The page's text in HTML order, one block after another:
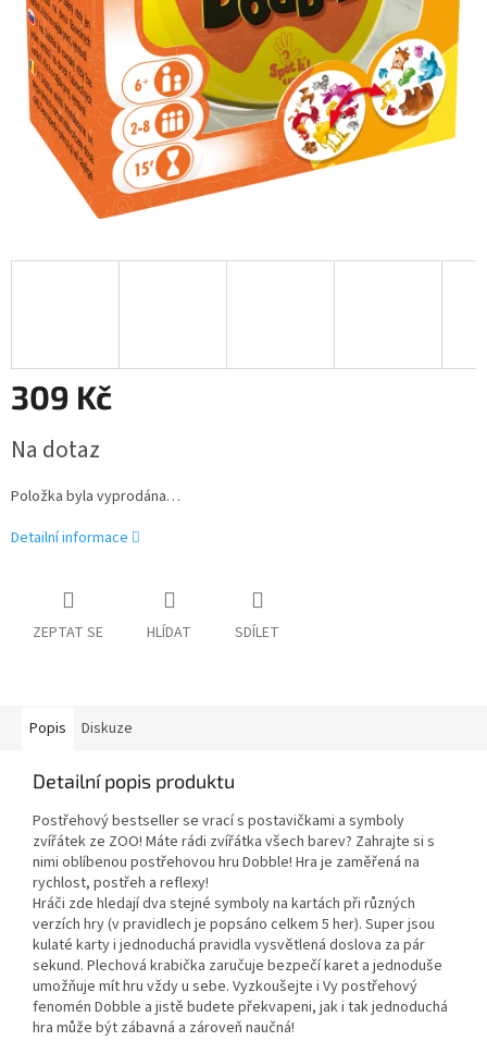
309 Kč
cena:
Na dotaz
Položka byla vyprodána…
Detailní informace
ZEPTAT SE HLÍDAT SDÍLET
Popis Diskuze
Detailní popis produktu
Postřehový bestseller se vrací s postavičkami a symboly
zvířátek ze ZOO! Máte rádi zvířátka všech barev? Zahrajte si s
nimi oblíbenou postřehovou hru Dobble! Hra je zaměřená na
rychlost, postřeh a reflexy!
Hráči zde hledají dva stejné symboly na kartách při různých
verzích hry (v pravidlech je popsáno celkem 5 her). Super jsou
kulaté karty i jednoduchá pravidla vysvětlená doslova za pár
sekund. Plechová krabička zaručuje bezpečí karet a jednoduše
umožňuje mít hru vždy u sebe. Vyzkoušejte i Vy postřehový
fenomén Dobble a jistě budete překvapeni, jak i tak jednoduchá
hra může být zábavná a zároveň naučná!